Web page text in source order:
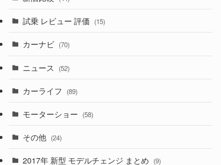
(230)
(253)
(14)
(222)
(50)
(43)
(6)
(9)
(58)
(28)
(27)
(26)
(3)
(5)
(1)
(5)
(7)
試乗 レビュー 評価 (15)
カーナビ (70)
ニュース (52)
カーライフ (89)
モーターショー (58)
その他 (24)
2017年 新型 モデルチェンジ まとめ (9)